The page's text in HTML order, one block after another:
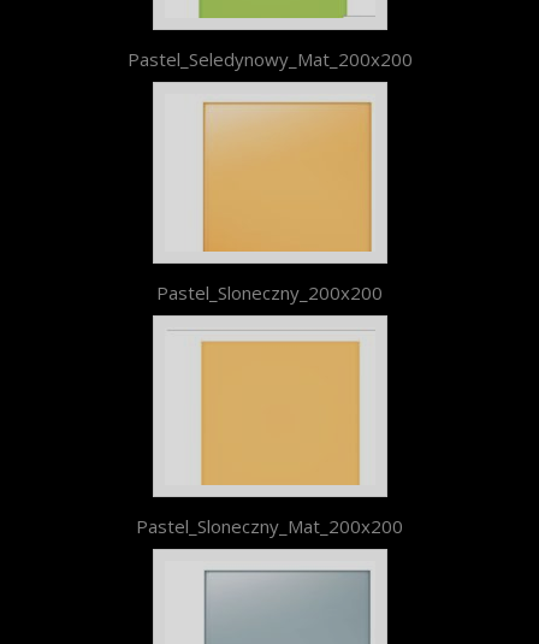
Pastel_Seledynowy_Mat_200x200
Pastel_Sloneczny_200x200
Pastel_Sloneczny_Mat_200x200